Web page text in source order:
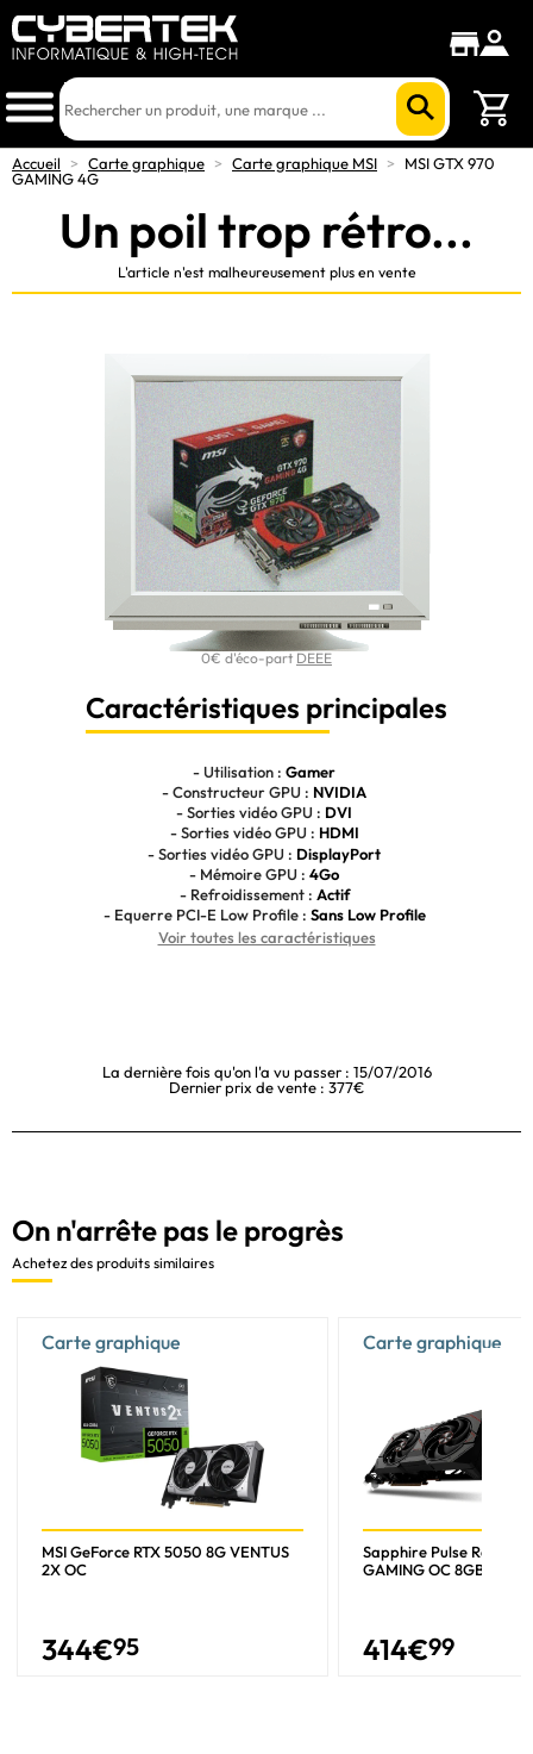
Accueil > Carte graphique > Carte graphique MSI >
MSI GTX 970
GAMING 4G
Un poil trop rétro...
L'article n'est malheureusement plus en vente
0€ d'éco-part DEEE
Caractéristiques principales
- Utilisation : Gamer
- Constructeur GPU : NVIDIA
- Sorties vidéo GPU : DVI
- Sorties vidéo GPU : HDMI
- Sorties vidéo GPU : DisplayPort
- Mémoire GPU : 4Go
- Refroidissement : Actif
- Equerre PCI-E Low Profile : Sans Low Profile
Voir toutes les caractéristiques
La dernière fois qu'on l'a vu passer : 15/07/2016
Dernier prix de vente : 377€
On n'arrête pas le progrès
Achetez des produits similaires
Carte graphique
MSI GeForce RTX 5050 8G VENTUS
2X OC
344€95
Carte graphique
Sapphire Pulse Radeon
GAMING OC 8GB
414€99